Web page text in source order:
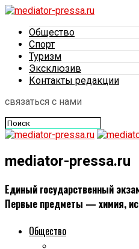
Общество
Спорт
Туризм
Эксклюзив
Контакты редакции
связаться с нами
mediator-pressa.ru
Единый государственный
Первые предметы — химия,
Общество